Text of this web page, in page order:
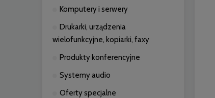
Komputery i serwery
Drukarki, urządzenia
wielofunkcyjne, kopiarki, faxy
Produkty konferencyjne
Systemy audio
Oferty specjalne